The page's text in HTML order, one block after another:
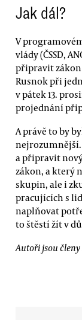
Jak dál?
V
vlády (ČSSD,
připravit
Rusnok při
v pátek 13.
projednání
A právě to by
a připravit
zákon, a který
skupin, ale i
pracujících s
naplňovat
to štěstí žít v
Autoři jsou